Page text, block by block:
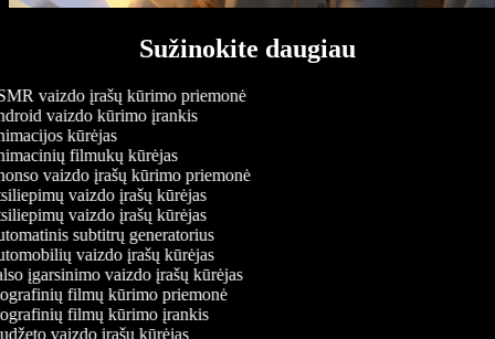
Sužinokite daugiau
vaizdo įrašų kūrimo priemonė
vaizdo kūrimo įrankis
kūrėjas
filmukų kūrėjas
vaizdo įrašų kūrimo priemonė
vaizdo įrašų kūrėjas
vaizdo įrašų kūrėjas
subtitrų generatorius
vaizdo įrašų kūrėjas
įgarsinimo vaizdo įrašų kūrėjas
filmų kūrimo priemonė
filmų kūrimo įrankis
vaizdo įrašų kūrėjas